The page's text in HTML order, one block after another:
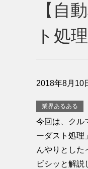
【自
ト処
2018年8月10
業界あるある
今回は、クル
ーダスト処理
んやりとした
ビシッと解説